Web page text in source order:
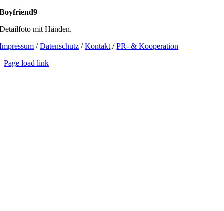
Boyfriend9
Detailfoto mit Händen.
Impressum /Datenschutz /Kontakt /PR- & Kooperation
Page load link